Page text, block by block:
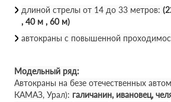
длиной стрелы от 14 до 33 метров:
, 40 м , 60 м)
автокраны с повышенной
Модельный ряд:
Автокраны на безе отечественных
КАМАЗ, Урал): галичанин, ивановец,